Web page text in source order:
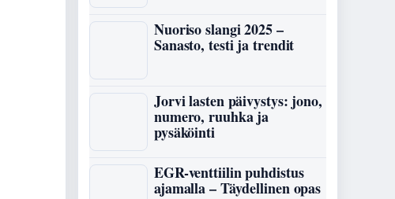
Nuoriso slangi 2025 –
Sanasto, testi ja trendit
Jorvi lasten päivystys: jono,
numero, ruuhka ja
pysäköinti
EGR-venttiilin puhdistus
ajamalla – Täydellinen opas